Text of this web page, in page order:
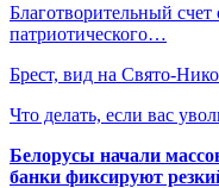
Благотворительный счет
патриотического…
Брест, вид на Свято-
Что делать, если вас
Белорусы начали
банки фиксируют